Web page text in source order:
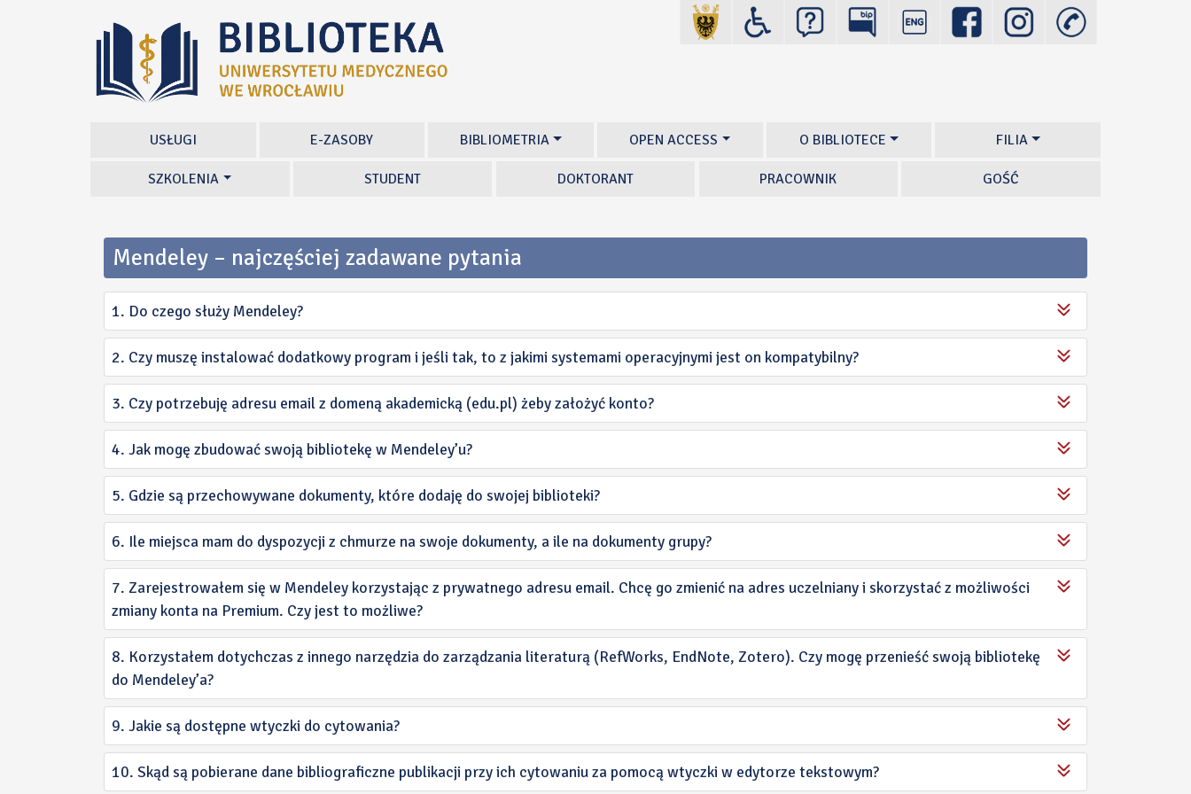
USŁUGI E-ZASOBY BIBLIOMETRIA OPEN ACCESS O BIBLIOTECE FILIA
SZKOLENIA STUDENT DOKTORANT PRACOWNIK GOŚĆ
Mendeley – najczęściej zadawane pytania
1. Do czego służy Mendeley?
2. Czy muszę instalować dodatkowy program i jeśli tak, to z jakimi systemami operacyjnymi jest on kompatybilny?
3. Czy potrzebuję adresu email z domeną akademicką (edu.pl) żeby założyć konto?
4. Jak mogę zbudować swoją bibliotekę w Mendeley’u?
5. Gdzie są przechowywane dokumenty, które dodaję do swojej biblioteki?
6. Ile miejsca mam do dyspozycji z chmurze na swoje dokumenty, a ile na dokumenty grupy?
7. Zarejestrowałem się w Mendeley korzystając z prywatnego adresu email. Chcę go zmienić na adres uczelniany i skorzystać z możliwości
zmiany konta na Premium. Czy jest to możliwe?
8. Korzystałem dotychczas z innego narzędzia do zarządzania literaturą (RefWorks, EndNote, Zotero). Czy mogę przenieść swoją bibliotekę
do Mendeley’a?
9. Jakie są dostępne wtyczki do cytowania?
10. Skąd są pobierane dane bibliograficzne publikacji przy ich cytowaniu za pomocą wtyczki w edytorze tekstowym?